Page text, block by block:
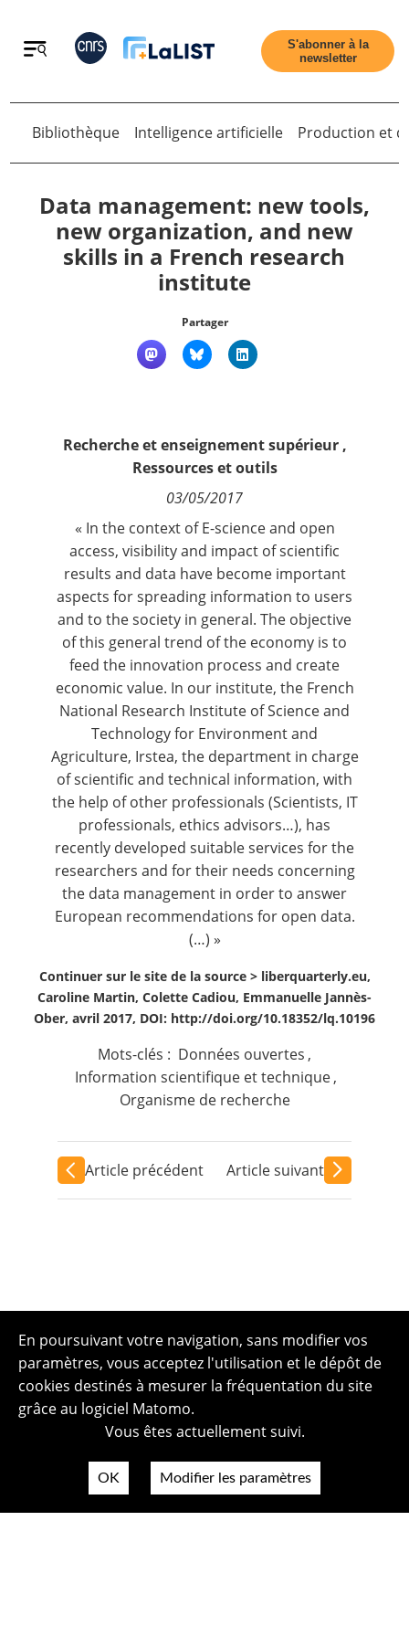
Retour
Accueil
Qui sommes nous ?
S'abonner à la
newsletter
Retour
Bibliothèque Intelligence artificielle Production et
Data management: new tools,
new organization, and new
skills in a French research
institute
Partager
Recherche et enseignement supérieur,
Ressources et outils
03/05/2017
« In the context of E-science and open
access, visibility and impact of scientific
results and data have become important
aspects for spreading information to users
and to the society in general. The objective
of this general trend of the economy is to
feed the innovation process and create
economic value. In our institute, the French
National Research Institute of Science and
Technology for Environment and
Agriculture, Irstea, the department in charge
of scientific and technical information, with
the help of other professionals (Scientists, IT
professionals, ethics advisors…), has
recently developed suitable services for the
researchers and for their needs concerning
the data management in order to answer
European recommendations for open data.
(…) »
Continuer sur le site de la source > liberquarterly.eu,
Caroline Martin, Colette Cadiou, Emmanuelle Jannès-
Ober, avril 2017, DOI: http://doi.org/10.18352/lq.10196
Mots-clés : Données ouvertes ,
Information scientifique et technique,
Organisme de recherche
Article précédent Article suivant
En poursuivant votre navigation, sans modifier vos
paramètres, vous acceptez l'utilisation et le dépôt de
cookies destinés à mesurer la fréquentation du site
grâce au logiciel Matomo.
Vous êtes actuellement suivi.
OK Modifier les paramètres